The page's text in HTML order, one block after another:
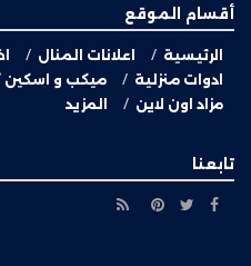
أقسام الموقع
الرئيسية اعلانات المنال
ادوات منزلية
ميكب و اسكين
مزاد اون لاين
المزيد
تابعنا